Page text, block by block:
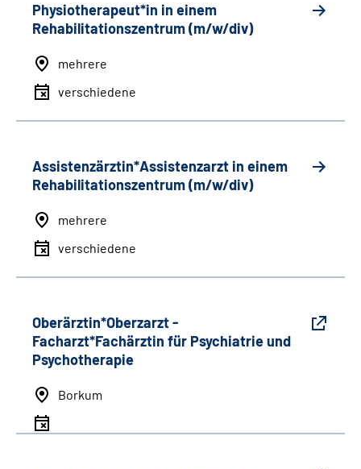
Physiotherapeut*in in einem
Rehabilitationszentrum (m/w/div)
mehrere
verschiedene
Assistenzärztin*Assistenzarzt in einem
Rehabilitationszentrum (m/w/div)
mehrere
verschiedene
Oberärztin*Oberzarzt -
Facharzt*Fachärztin für Psychiatrie und
Psychotherapie
Borkum